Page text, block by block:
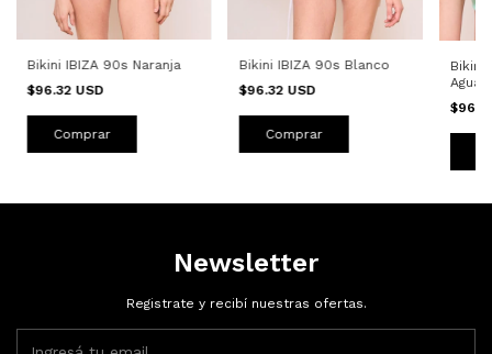
Bikini IBIZA 90s Naranja
$96.32 USD
Comprar
Bikini IBIZA 90s Blanco
$96.32 USD
Comprar
Bikini
Newsletter
Registrate y recibí nuestras ofertas.